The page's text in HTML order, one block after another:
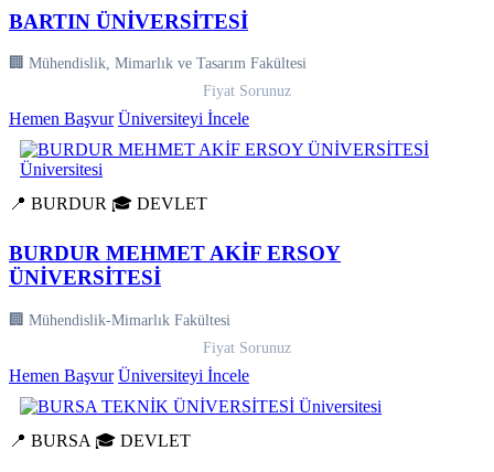
BARTIN ÜNİVERSİTESİ
🏢 Mühendislik, Mimarlık ve Tasarım Fakültesi
Fiyat Sorunuz
Hemen Başvur Üniversiteyi İncele
📍 BURDUR 🎓 DEVLET
BURDUR MEHMET AKİF ERSOY
ÜNİVERSİTESİ
🏢 Mühendislik-Mimarlık Fakültesi
Fiyat Sorunuz
Hemen Başvur Üniversiteyi İncele
📍 BURSA 🎓 DEVLET